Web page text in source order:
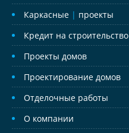
Каркасные | проекты
Кредит на строительство
Проекты домов
Проектирование домов
Отделочные работы
О компании